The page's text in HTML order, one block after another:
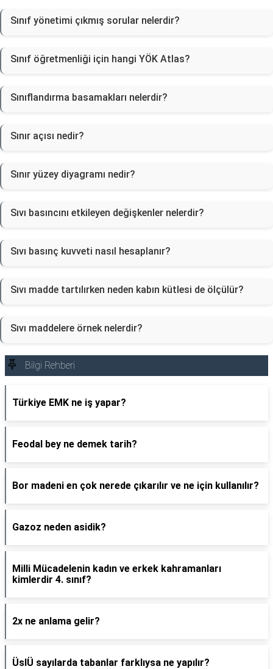
Sınıf yönetimi çıkmış sorular nelerdir?
Sınıf öğretmenliği için hangi YÖK Atlas?
Sınıflandırma basamakları nelerdir?
Sınır açısı nedir?
Sınır yüzey diyagramı nedir?
Sıvı basıncını etkileyen değişkenler nelerdir?
Sıvı basınç kuvveti nasıl hesaplanır?
Sıvı madde tartılırken neden kabın kütlesi de ölçülür?
Sıvı maddelere örnek nelerdir?
Bilgi Rehberi
Türkiye EMK ne iş yapar?
Feodal bey ne demek tarih?
Bor madeni en çok nerede çıkarılır ve ne için kullanılır?
Gazoz neden asidik?
Milli Mücadelenin kadın ve erkek kahramanları
kimlerdir 4. sınıf?
2x ne anlama gelir?
ÜslÜ sayılarda tabanlar farklıysa ne yapılır?